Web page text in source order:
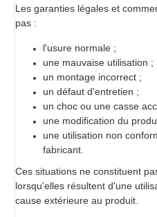
Les garanties légales et
pas :
l'usure normale ;
une mauvaise utilisation ;
un montage incorrect ;
un défaut d'entretien ;
un choc ou une casse
une modification du
une utilisation non
fabricant.
Ces situations ne constituent
lorsqu'elles résultent d'une
cause extérieure au produit.